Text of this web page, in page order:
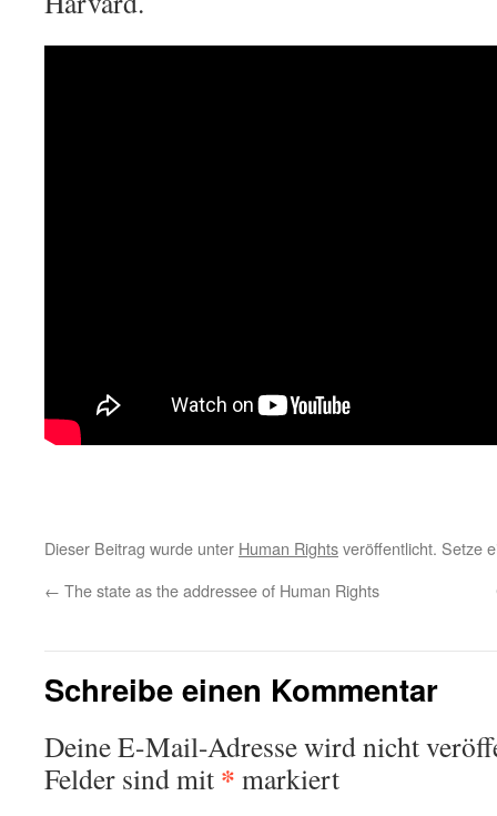
Dieser Beitrag wurde unter Human Rightsveröffentlicht. Setze
← The state as the addressee of Human Rights
Schreibe einen Kommentar
Deine E-Mail-Adresse wird nicht
Felder sind mit * markiert